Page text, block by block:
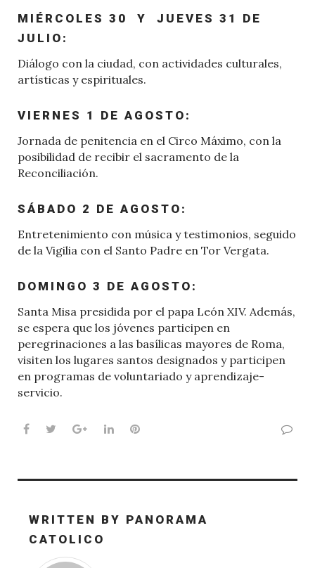
MIÉRCOLES 30 Y JUEVES 31 DE
JULIO:
Diálogo con la ciudad, con actividades culturales,
artísticas y espirituales.
VIERNES 1 DE AGOSTO:
Jornada de penitencia en el Circo Máximo, con la
posibilidad de recibir el sacramento de la
Reconciliación.
SÁBADO 2 DE AGOSTO:
Entretenimiento con música y testimonios, seguido
de la Vigilia con el Santo Padre en Tor Vergata.
DOMINGO 3 DE AGOSTO:
Santa Misa presidida por el papa León XIV. Además,
se espera que los jóvenes participen en
peregrinaciones a las basílicas mayores de Roma,
visiten los lugares santos designados y participen
en programas de voluntariado y aprendizaje-
servicio.
Facebook
TwitterGoogle+LinkedInPinterest
WRITTEN BY PANORAMA
CATOLICO